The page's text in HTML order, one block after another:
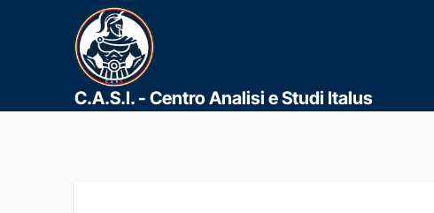
C.A.S.I. - Centro Analisi e Studi Italus